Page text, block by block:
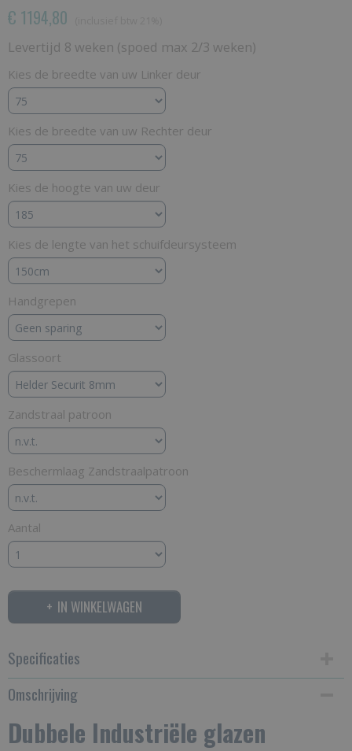
€ 1194,80
Levertijd 8 weken (spoed max 2/3 weken)
Kies de breedte van uw Linker deur
Kies de breedte van uw Rechter deur
Kies de hoogte van uw deur
Kies de lengte van het schuifdeursysteem
Handgrepen
Glassoort
Zandstraal patroon
Beschermlaag Zandstraalpatroon
Aantal
IN WINKELWAGEN
Specificaties
Productcode
Bruto gewicht
Omschrijving
Dubbele Industriële glazen